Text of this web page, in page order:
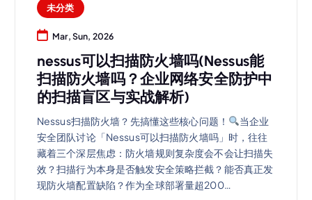
未分类
Mar, Sun, 2026
nessus可以扫描防火墙吗(Nessus能
扫描防火墙吗？企业网络安全防护中
的扫描盲区与实战解析)
Nessus扫描防火墙？先搞懂这些核心问题！
当企业
安全团队讨论「Nessus可以扫描防火墙吗」时，往往
藏着三个深层焦虑：防火墙规则复杂度会不会让扫描失
效？扫描行为本身是否触发安全策略拦截？能否真正发
现防火墙配置缺陷？作为全球部署量超200…